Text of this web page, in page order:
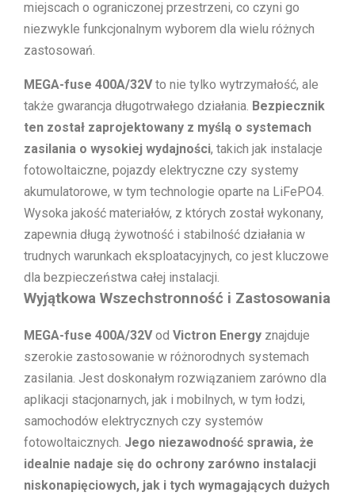
miejscach o ograniczonej przestrzeni, co czyni go
niezwykle funkcjonalnym wyborem dla wielu różnych
zastosowań.
MEGA-fuse 400A/32Vto nie tylko wytrzymałość, ale
także gwarancja długotrwałego działania. Bezpiecznik
ten został zaprojektowany z myślą o systemach
zasilania o wysokiej wydajności, takich jak instalacje
fotowoltaiczne, pojazdy elektryczne czy systemy
akumulatorowe, w tym technologie oparte na LiFePO4.
Wysoka jakość materiałów, z których został wykonany,
zapewnia długą żywotność i stabilność działania w
trudnych warunkach eksploatacyjnych, co jest kluczowe
dla bezpieczeństwa całej instalacji.
Wyjątkowa Wszechstronność i Zastosowania
MEGA-fuse 400A/32Vod Victron Energy znajduje
szerokie zastosowanie w różnorodnych systemach
zasilania. Jest doskonałym rozwiązaniem zarówno dla
aplikacji stacjonarnych, jak i mobilnych, w tym łodzi,
samochodów elektrycznych czy systemów
fotowoltaicznych. Jego niezawodność sprawia, że
idealnie nadaje się do ochrony zarówno instalacji
niskonapięciowych, jak i tych wymagających dużych